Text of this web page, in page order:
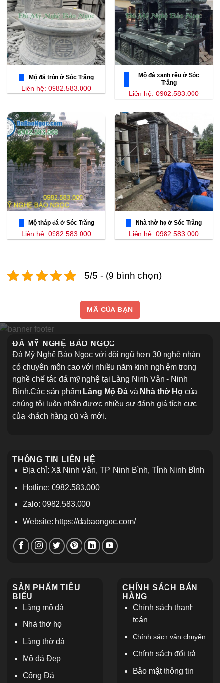
Mộ đá tròn ở Sóc Trăng
Liên hệ: 0982.583.000
Mộ đá xanh rêu ở Sóc
Trăng
Liên hệ: 0982.583.000
Mộ tháp đá ở Sóc Trăng
Liên hệ: 0982.583.000
Nhà thờ họ ở Sóc Trăng
Liên hệ: 0982.583.000
5/5 - (9 bình chọn)
MÃ CỦA BẠN
ĐÁ MỸ NGHỆ BẢO NGỌC
Đá Mỹ Nghệ Bảo Ngọc với đội ngũ hơn 30 nghệ nhân
có chuyên môn cao với nhiều năm kinh nghiệm trong
nghề chế tác đá mỹ nghệ tại Làng Ninh Vân - Ninh
Bình.Các sản phẩm Lăng Mộ Đá và Nhà thờ Họ của
chúng tôi luôn nhận được nhiều sự đánh giá tích cực
của khách hàng cũ và mới.
THÔNG TIN LIÊN HỆ
Địa chỉ: Xã Ninh Vân, TP. Ninh Bình, Tỉnh Ninh Bình
Hotline: 0982.583.000
Zalo: 0982.583.000
Website: https://dabaongoc.com/
SẢN PHẨM TIÊU
BIỂU
Lăng mộ đá
Nhà thờ họ
Lăng thờ đá
Mộ đá Đẹp
Cổng Đá
CHÍNH SÁCH BÁN
HÀNG
Chính sách thanh
toán
Chính sách vận chuyển
Chính sách đổi trả
Bảo mật thông tin